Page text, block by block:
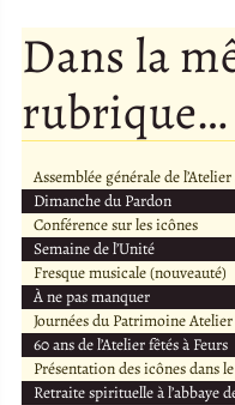
Dans la
rubrique…
Assemblée générale de
Dimanche du Pardon
Conférence sur les icônes
Semaine de l’Unité
Fresque musicale (nouveauté)
À ne pas manquer
Journées du Patrimoine Atelier
60 ans de l’Atelier fêtés à Feurs
Présentation des icônes dans
Retraite spirituelle à l’abbaye